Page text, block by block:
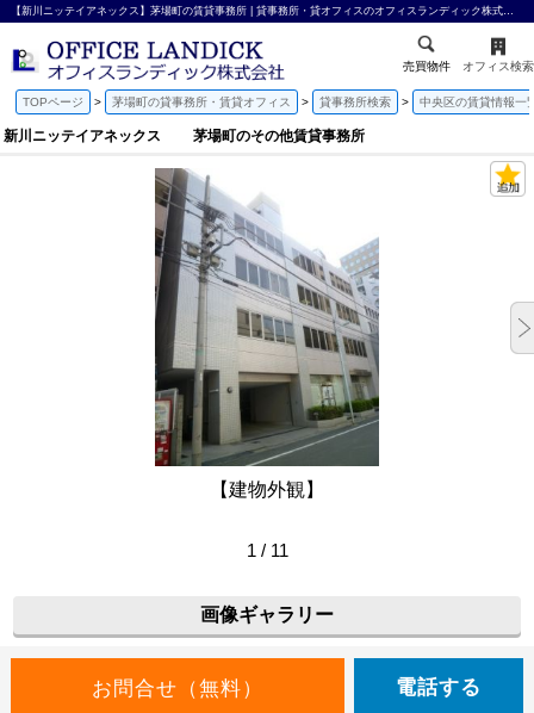
【新川ニッテイアネックス】茅場町の賃貸事務所 | 貸事務所・貸オフィスのオフィスランディック株式会社
売買物件 オフィス検索
TOPページ 茅場町の貸事務所・賃貸オフィス 貸事務所検索 中央区の賃貸情報一
新川ニッテイアネックス 茅場町のその他賃貸事務所
【建物外観】
1 / 11
画像ギャラリー
電話する